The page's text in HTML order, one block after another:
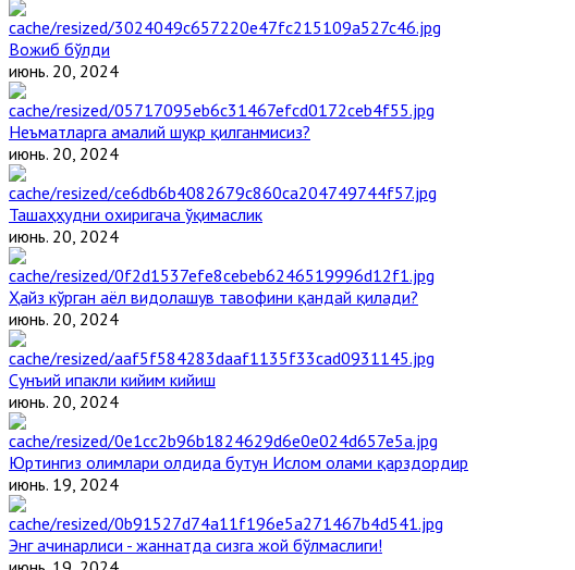
Вожиб бўлди
июнь. 20, 2024
Неъматларга амалий шукр қилганмисиз?
июнь. 20, 2024
Ташаҳҳудни охиригача ўқимаслик
июнь. 20, 2024
Ҳайз кўрган аёл видолашув тавофини қандай қилади?
июнь. 20, 2024
Сунъий ипакли кийим кийиш
июнь. 20, 2024
Юртингиз олимлари олдида бутун Ислом олами қарздордир
июнь. 19, 2024
Энг ачинарлиси - жаннатда сизга жой бўлмаслиги!